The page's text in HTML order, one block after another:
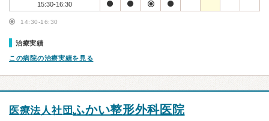
15:30-16:30
14:30-16:30
治療実績
この病院の治療実績を見る
医療法人社団ふかい整形外科医院